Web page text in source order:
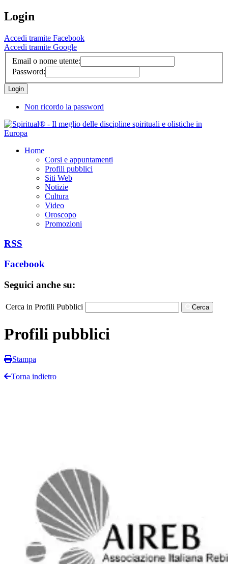
Login
Accedi tramite Facebook
Accedi tramite Google
Email o nome utente:
Password:
Non ricordo la password
Home
Corsi e appuntamenti
Profili pubblici
Siti Web
Notizie
Cultura
Video
Oroscopo
Promozioni
RSS
Facebook
Seguici anche su:
Cerca in Profili Pubblici Cerca
Profili pubblici
Stampa
Torna indietro